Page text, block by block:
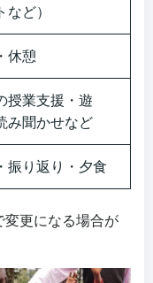
など）
休憩
授業支援・遊
み聞かせなど
振り返り・夕食
更になる場合が